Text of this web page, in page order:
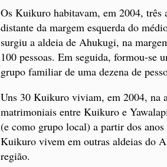
Os Kuikuro habitavam, em 2004,
distante da margem esquerda do
surgiu a aldeia de Ahukugi, na
100 pessoas. Em seguida, formou-se
grupo familiar de uma dezena de
Uns 30 Kuikuro viviam, em 2004, na
matrimoniais entre Kuikuro e
(e como grupo local) a partir dos
Kuikuro vivem em outras aldeias do
região.